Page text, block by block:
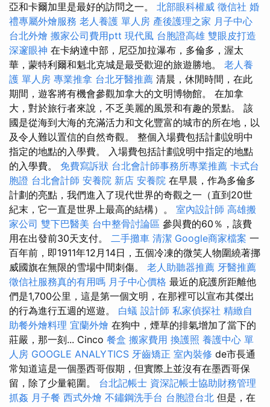
亞和卡爾加里是最好的訪問之一。 北部眼科權威 徵信社 婚
禮專屬外燴服務 老人養護 單人房 產後護理之家 月子中心
台北外燴 搬家公司費用ptt 現代風 台胞證高雄 雙眼皮打造
深邃眼神 在卡納達中部，尼亞加拉瀑布，多倫多，渥太
華，蒙特利爾和魁北克城是最受歡迎的旅遊勝地。 老人養
護 單人房 專業推拿 台北牙醫推薦 清晨，休閒時間，在此
期間，遊客將有機會參觀加拿大的文明博物館。 在加拿
大，對於旅行者來說，不乏美麗的風景和有趣的景點。 該
國是從海到大海的充滿活力和文化豐富的城市的所在地，以
及令人難以置信的自然奇觀。 整個入場費包括計劃說明中
指定的地點的入學費。 入場費包括計劃說明中指定的地點
的入學費。 免費寫訴狀 台北會計師事務所專業推薦 卡式台
胞證 台北會計師 安養院 新店 安養院 在早晨，作為多倫多
計劃的亮點，我們進入了現代世界的奇觀之一（直到20世
紀末，它一直是世界上最高的結構）。 室內設計師 高雄搬
家公司 雙下巴醫美 台中整骨討論區 參與費的60％，該費
用在出發前30天支付。 二手攤車 清潔 Google商家檔案 一
百年前，即1911年12月14日，五個冷凍的微笑人物圍繞著挪
威國旗在無限的雪場中間刺傷。 老人助聽器推薦 牙醫推薦
徵信社服務真的有用嗎 月子中心價格 最近的庇護所距離他
們是1,700公里，這是第一個文明，在那裡可以宣布其傑出
的行為進行五週的巡遊。 白蟻 設計師 私家偵探社 精緻自
助餐外燴料理 宜蘭外燴 在狗中，煙草的排氣增加了當下的
莊嚴，那一刻... Cinco 餐盒 搬家費用 換護照 養護中心 單
人房 GOOGLE ANALYTICS 牙齒矯正 室內裝修 de市長通
常知道這是一個墨西哥假期，但實際上並沒有在墨西哥保
留，除了少量範圍。 台北記帳士 資深記帳士協助財務管理
抓姦 月子餐 西式外燴 不鏽鋼洗手台 台胞證台北 但是，在